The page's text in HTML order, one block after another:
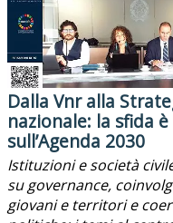
Dalla Vnr alla
nazionale: la sfida
sull’Agenda 2030
Istituzioni e società
su governance,
giovani e territori e